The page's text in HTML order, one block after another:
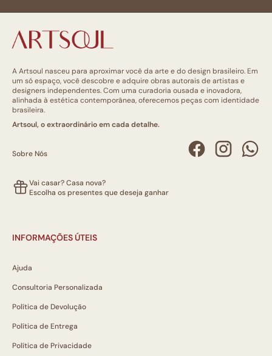
A Artsoul nasceu para aproximar você da arte e do design brasileiro. Em
um só espaço, você descobre e adquire obras autorais de artistas e
designers independentes. Com uma curadoria ousada e inovadora,
alinhada à estética contemporânea, oferecemos peças com identidade
brasileira.
Artsoul, o extraordinário em cada detalhe.
Sobre Nós
Vai casar? Casa nova?
Escolha os presentes que deseja ganhar
INFORMAÇÕES ÚTEIS
Ajuda
Consultoria Personalizada
Política de Devolução
Política de Entrega
Política de Privacidade